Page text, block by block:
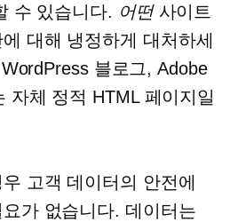
수 있습니다. 어떤사이트
대해 냉정하게 대처하세
블로그, Adobe
자체 정적 HTML 페이지일
고객 데이터의 안전에
가 없습니다. 데이터는